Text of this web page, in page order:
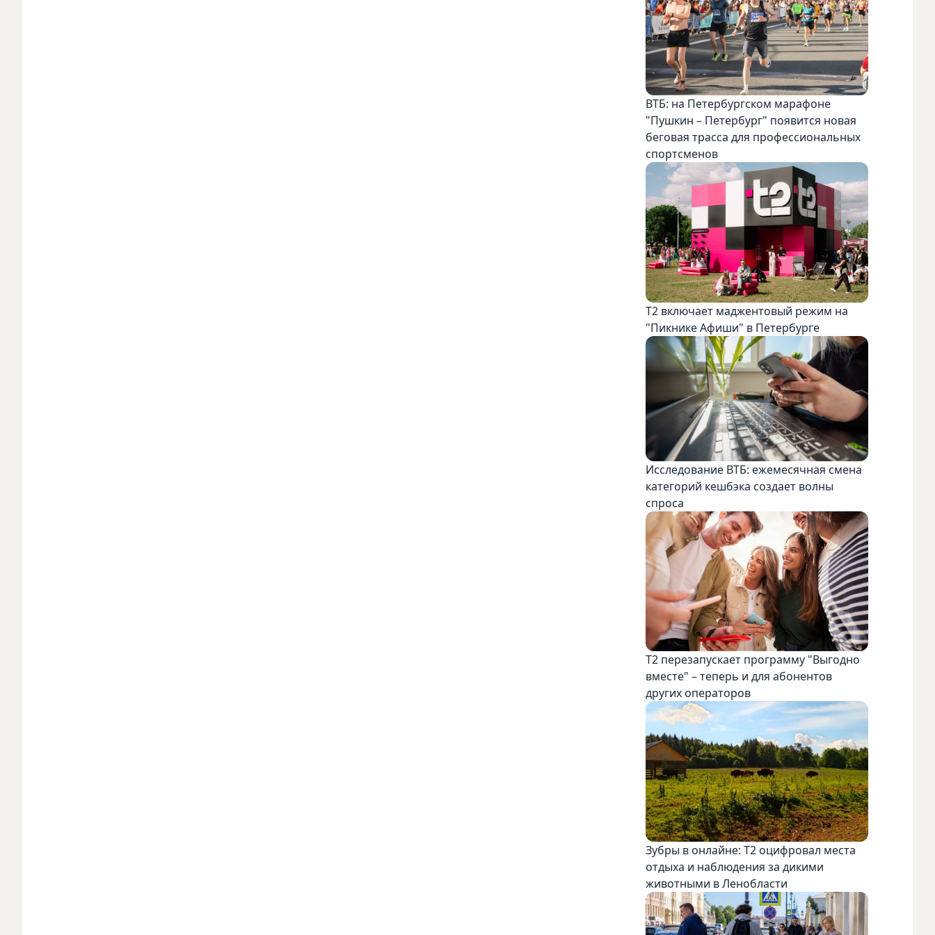
ВТБ: на Петербургском марафоне
"Пушкин – Петербург" появится новая
беговая трасса для профессиональных
спортсменов
Т2 включает маджентовый режим на
"Пикнике Афиши" в Петербурге
Исследование ВТБ: ежемесячная смена
категорий кешбэка создает волны
спроса
Т2 перезапускает программу "Выгодно
вместе" – теперь и для абонентов
других операторов
Зубры в онлайне: Т2 оцифровал места
отдыха и наблюдения за дикими
животными в Ленобласти